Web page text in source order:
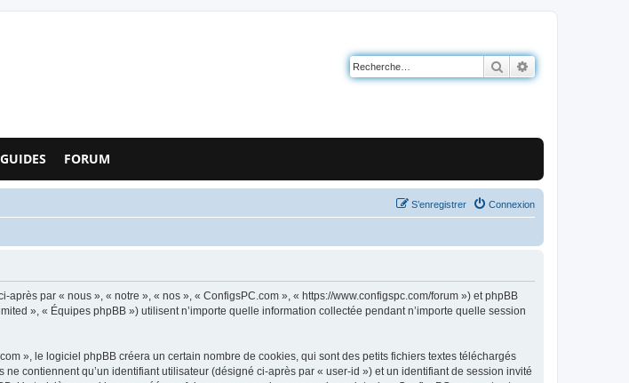
Rechercher
GUIDES FORUM
Connexion
S’enregistrer
par « nous », « notre », « nos », « ConfigsPC.com », « https://www.configspc.com/forum ») et phpBB
», « Équipes phpBB ») utilisent n’importe quelle information collectée pendant n’importe quelle session
», le logiciel phpBB créera un certain nombre de cookies, qui sont des petits fichiers textes téléchargés
contiennent qu’un identifiant utilisateur (désigné ci-après par « user-id ») et un identifiant de session invité